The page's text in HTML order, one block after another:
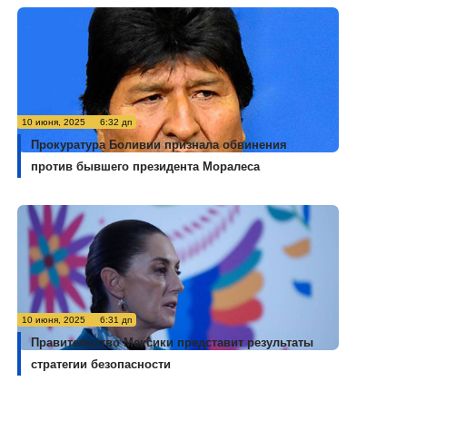
10 июня, 2025 6:32 дп
Прокуратура Боливии признала обвинения
против бывшего президента Моралеса
10 июня, 2025 6:31 дп
Правительство Мексики представит результаты
стратегии безопасности